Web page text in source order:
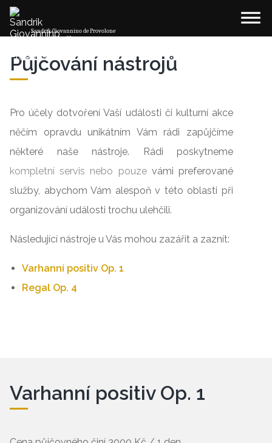
Sandrik Giovannino de Provolone
Varhanářska dílna
dehaze
O dílně
Naše služby
O nás
Domů
Půjčování nástrojů
Pro účely dotvoření Vaší události či kulturní akce
něčím opravdu unikátním Vám rádi zapůjčíme
některé naše nástroje. Rádi poskytneme
kompletní servis nebo pouze vámi preferované
služby, abychom Vám alespoň v této oblasti při
organizování události trochu ulehčili.
Následující nástroje u Vás mohou zazářit a zaznít:
Varhanní positiv Op. 1
Regal Op. 4
Varhanní positiv Op. 1